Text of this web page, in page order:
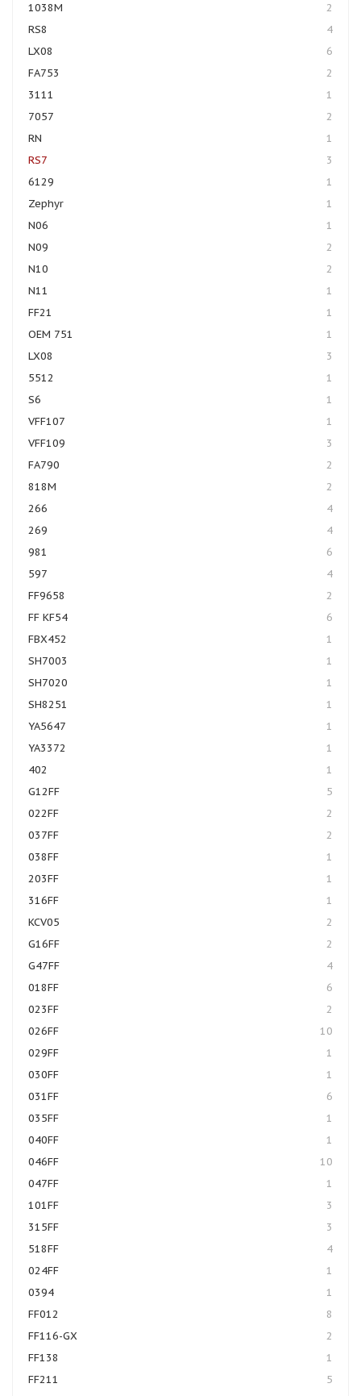
1038M
2
RS8
4
LX08
6
FA753
2
3111
1
7057
2
RN
1
RS7
3
6129
1
Zephyr
1
N06
1
N09
2
N10
2
N11
1
FF21
1
OEM 751
1
LX08
3
5512
1
S6
1
VFF107
1
VFF109
3
FA790
2
818M
2
266
4
269
4
981
6
597
4
FF9658
2
FF KF54
6
FBX452
1
SH7003
1
SH7020
1
SH8251
1
YA5647
1
YA3372
1
402
1
G12FF
5
022FF
2
037FF
2
038FF
1
203FF
1
316FF
1
KCV05
2
G16FF
2
G47FF
4
018FF
6
023FF
2
026FF
10
029FF
1
030FF
1
031FF
6
035FF
1
040FF
1
046FF
10
047FF
1
101FF
3
315FF
3
518FF
4
024FF
1
0394
1
FF012
8
FF116-GX
2
FF138
1
FF211
5